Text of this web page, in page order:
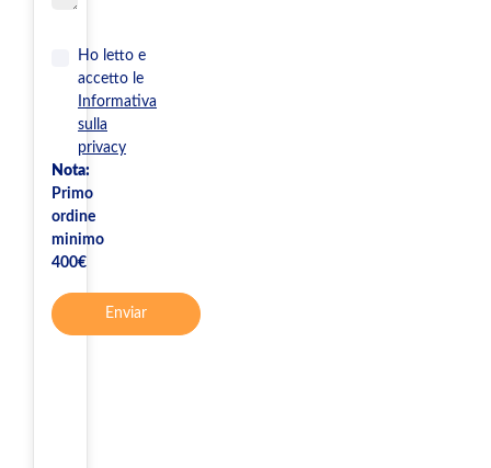
Ho letto e
accetto le
Informativa
sulla
privacy
Nota:
Primo
ordine
minimo
400€
Enviar